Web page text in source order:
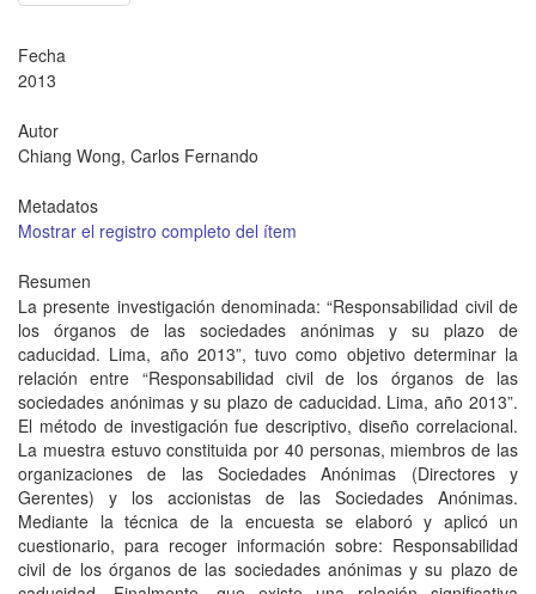
Fecha
2013
Autor
Chiang Wong, Carlos Fernando
Metadatos
Mostrar el registro completo del ítem
Resumen
La presente investigación denominada: “Responsabilidad civil de
los órganos de las sociedades anónimas y su plazo de
caducidad. Lima, año 2013”, tuvo como objetivo determinar la
relación entre “Responsabilidad civil de los órganos de las
sociedades anónimas y su plazo de caducidad. Lima, año 2013”.
El método de investigación fue descriptivo, diseño correlacional.
La muestra estuvo constituida por 40 personas, miembros de las
organizaciones de las Sociedades Anónimas (Directores y
Gerentes) y los accionistas de las Sociedades Anónimas.
Mediante la técnica de la encuesta se elaboró y aplicó un
cuestionario, para recoger información sobre: Responsabilidad
civil de los órganos de las sociedades anónimas y su plazo de